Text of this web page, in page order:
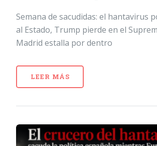
Semana de sacudidas: el hantavirus
al Estado, Trump pierde en el
Madrid estalla por dentro
LEER MÁS